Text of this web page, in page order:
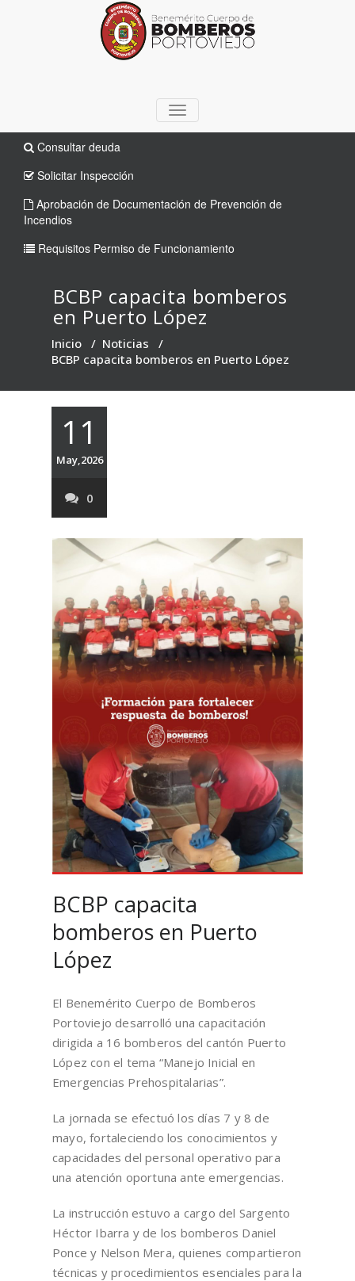
TOGGLE
NAVIGATION
Consultar deuda
Solicitar Inspección
Aprobación de Documentación de Prevención de
Incendios
Requisitos Permiso de Funcionamiento
BCBP capacita bomberos
en Puerto López
Inicio / Noticias /
BCBP capacita bomberos en Puerto López
11
May,2026
0
BCBP capacita
bomberos en Puerto
López
El Benemérito Cuerpo de Bomberos
Portoviejo desarrolló una capacitación
dirigida a 16 bomberos del cantón Puerto
López con el tema “Manejo Inicial en
Emergencias Prehospitalarias”.
La jornada se efectuó los días 7 y 8 de
mayo, fortaleciendo los conocimientos y
capacidades del personal operativo para
una atención oportuna ante emergencias.
La instrucción estuvo a cargo del Sargento
Héctor Ibarra y de los bomberos Daniel
Ponce y Nelson Mera, quienes compartieron
técnicas y procedimientos esenciales para la